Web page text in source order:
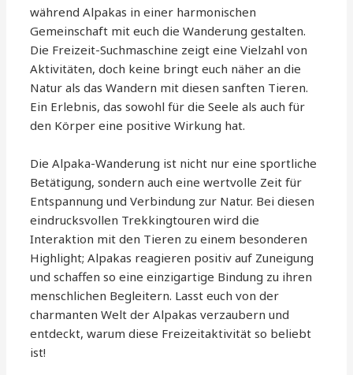
während Alpakas in einer harmonischen
Gemeinschaft mit euch die Wanderung gestalten.
Die Freizeit-Suchmaschine zeigt eine Vielzahl von
Aktivitäten, doch keine bringt euch näher an die
Natur als das Wandern mit diesen sanften Tieren.
Ein Erlebnis, das sowohl für die Seele als auch für
den Körper eine positive Wirkung hat.
Die Alpaka-Wanderung ist nicht nur eine sportliche
Betätigung, sondern auch eine wertvolle Zeit für
Entspannung und Verbindung zur Natur. Bei diesen
eindrucksvollen Trekkingtouren wird die
Interaktion mit den Tieren zu einem besonderen
Highlight; Alpakas reagieren positiv auf Zuneigung
und schaffen so eine einzigartige Bindung zu ihren
menschlichen Begleitern. Lasst euch von der
charmanten Welt der Alpakas verzaubern und
entdeckt, warum diese Freizeitaktivität so beliebt
ist!